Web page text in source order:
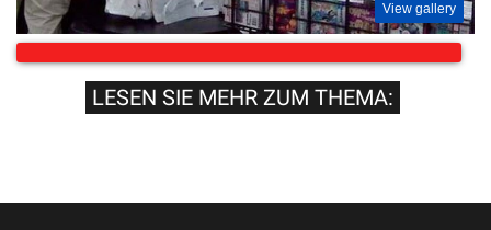
View gallery
LESEN SIE MEHR ZUM THEMA: